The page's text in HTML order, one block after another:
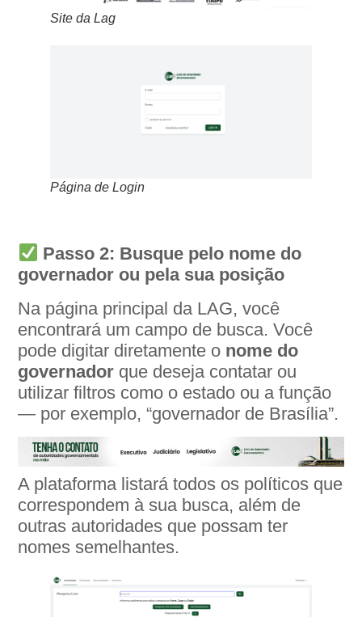
Site da Lag
Página de Login
Passo 2: Busque pelo nome do
governador ou pela sua posição
Na página principal da LAG, você
encontrará um campo de busca. Você
pode digitar diretamente o nome do
governador que deseja contatar ou
utilizar filtros como o estado ou a função
— por exemplo, “governador de Brasília”.
A plataforma listará todos os políticos que
correspondem à sua busca, além de
outras autoridades que possam ter
nomes semelhantes.